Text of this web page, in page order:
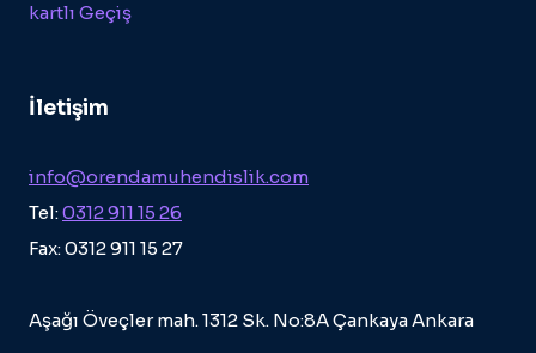
kartlı Geçiş
İletişim
info@orendamuhendislik.com
Tel:0312 911 15 26
Fax: 0312 911 15 27
Aşağı Öveçler mah. 1312 Sk. No:8A Çankaya Ankara